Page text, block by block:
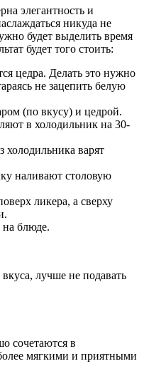
элегантность и
никуда не
будет выделить время
будет того стоить:
цедра. Делать это нужно
не зацепить белую
(по вкусу) и цедрой.
в холодильник на 30-
холодильника варят
наливают столовую
ликера, а сверху
блюде.
лучше не подавать
сочетаются в
мягкими и приятными